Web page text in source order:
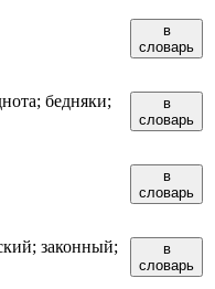
в
словарь
бедняки;
в
словарь
в
словарь
законный;
в
словарь